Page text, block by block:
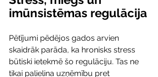
imūnsistēmas regulācija
Pētījumi pēdējos gados arvien
skaidrāk parāda, ka hronisks stress
būtiski ietekmē šo regulāciju. Tas ne
tikai palielina uzņēmību pret